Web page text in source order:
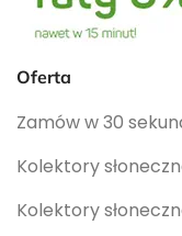
Oferta
Zamów w 30
Kolektory
Kolektory